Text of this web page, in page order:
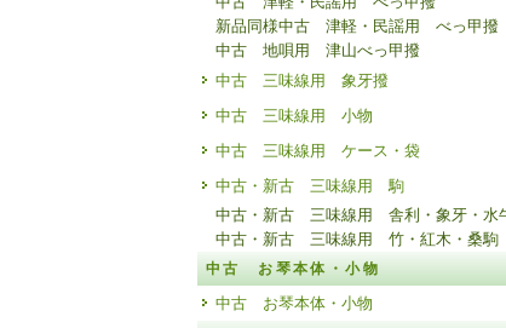
新品同様中古 津軽・民謡用 べっ甲撥
中古 地唄用 津山べっ甲撥
中古 三味線用 象牙撥
中古 三味線用 小物
中古 三味線用 ケース・袋
中古・新古 三味線用 駒
中古・新古 三味線用 舎利・象牙・水
中古・新古 三味線用 竹・紅木・桑駒
中古 お琴本体・小物
中古 お琴本体・小物